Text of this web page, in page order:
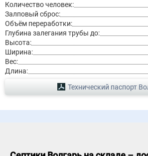
Количество человек:
Залповый сброс:
Объём переработки:
Глубина залегания трубы до:
Высота:
Ширина:
Вес:
Длина:
Технический паспорт